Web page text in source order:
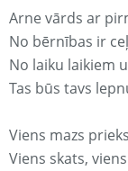
Arne vārds ar
No bērnības ir
No laiku laikiem
Tas būs tavs
Viens mazs
Viens skats,